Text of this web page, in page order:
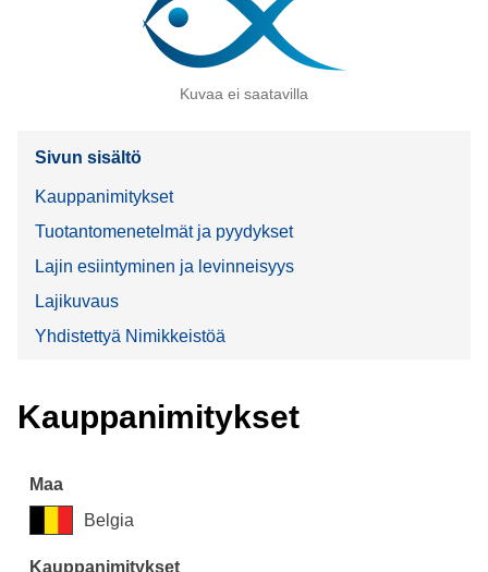
Kuvaa ei saatavilla
Sivun sisältö
Kauppanimitykset
Tuotantomenetelmät ja pyydykset
Lajin esiintyminen ja levinneisyys
Lajikuvaus
Yhdistettyä Nimikkeistöä
Kauppanimitykset
Belgia